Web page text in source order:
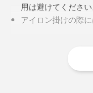
カラーは、ブラック
用は避けてください
アイロン掛けの際